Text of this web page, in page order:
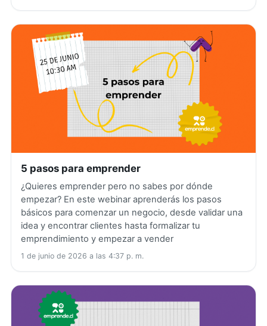
5 pasos para emprender
¿Quieres emprender pero no sabes por dónde
empezar? En este webinar aprenderás los pasos
básicos para comenzar un negocio, desde validar una
idea y encontrar clientes hasta formalizar tu
emprendimiento y empezar a vender
1 de junio de 2026 a las 4:37 p. m.